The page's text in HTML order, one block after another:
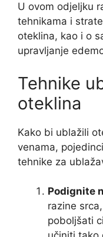
U ovom odjeljku
tehnikama i
oteklina, kao i o
upravljanje
Tehnike
oteklina
Kako bi ublažili
venama,
tehnike za
Podignite
razine
poboljšati